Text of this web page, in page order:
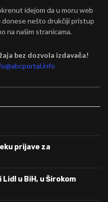
idejom da u moru web
nešto drukčiji pristup
na našim stranicama.
bez dozvola izdavača!
prijave za
u BiH, u Širokom